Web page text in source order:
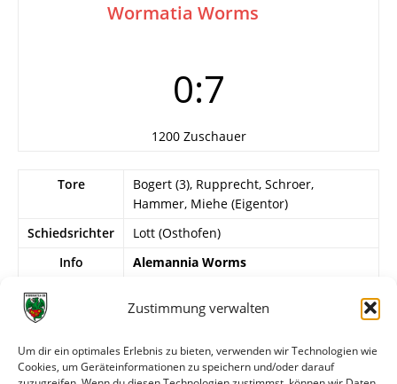
Zustimmung verwalten
Um dir ein optimales Erlebnis zu bieten, verwenden wir Technologien wie
Cookies, um Geräteinformationen zu speichern und/oder darauf
Wormatia Worms
0:7
1200 Zuschauer
Tore
Bogert (3), Rupprecht, Schroer,
Hammer, Miehe (Eigentor)
Schiedsrichter
Lott (Osthofen)
Info
Alemannia Worms
Philippi, Miehe…
? – ?, ? – Heßler (W. Leibfried), ?, ? –
Rupprecht, Blankenberger, Schroer,